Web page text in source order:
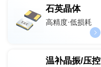
石英晶体
高精度·低损耗
温补晶振/压控